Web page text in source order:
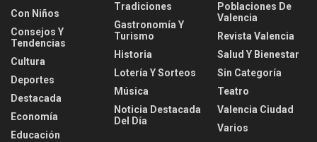
Con Niños
Consejos Y
Tendencias
Cultura
Deportes
Destacada
Economía
Educación
Tradiciones
Gastronomía Y
Turismo
Historia
Lotería Y Sorteos
Música
Noticia Destacada
Del Día
Poblaciones De
Valencia
Revista Valencia
Salud Y Bienestar
Sin Categoría
Teatro
Valencia Ciudad
Varios